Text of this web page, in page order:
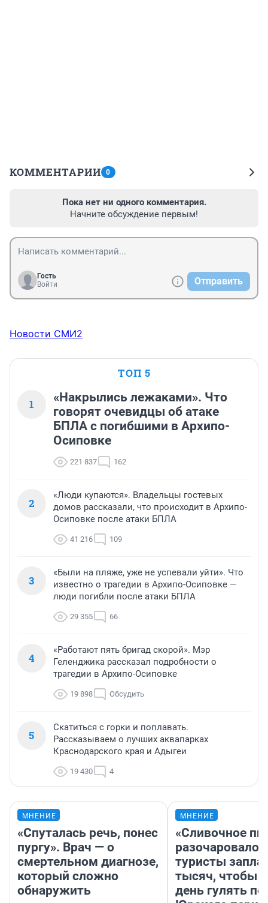
КОММЕНТАРИИ 0
Пока нет ни одного комментария.
Начните обсуждение первым!
Гость
Войти
Отправить
Новости СМИ2
ТОП 5
1
«Накрылись лежаками». Что
говорят очевидцы об атаке
БПЛА с погибшими в Архипо-
Осиповке
221 837 162
2
«Люди купаются». Владельцы гостевых
домов рассказали, что происходит в Архипо-
Осиповке после атаки БПЛА
41 216 109
3
«Были на пляже, уже не успевали уйти». Что
известно о трагедии в Архипо-Осиповке —
люди погибли после атаки БПЛА
29 355 66
4
«Работают пять бригад скорой». Мэр
Геленджика рассказал подробности о
трагедии в Архипо-Осиповке
19 898 Обсудить
5
Скатиться с горки и поплавать.
Рассказываем о лучших аквапарках
Краснодарского края и Адыгеи
19 430 4
МНЕНИЕ
«Спуталась речь, понес
пургу». Врач — о
смертельном диагнозе,
который сложно
обнаружить
МНЕНИЕ
«Сливочное
разочаровало»:
туристы
тысяч, чтобы
день гулять по